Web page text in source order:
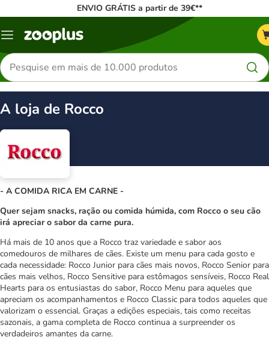
ENVIO GRÁTIS a partir de 39€**
Menu
Pesquisar
produtos
A loja de Rocco
- A COMIDA RICA EM CARNE -
Quer sejam snacks, ração ou comida húmida, com Rocco o seu cão
irá apreciar o sabor da carne pura.
Há mais de 10 anos que a Rocco traz variedade e sabor aos
comedouros de milhares de cães. Existe um menu para cada gosto e
cada necessidade: Rocco Junior para cães mais novos, Rocco Senior para
cães mais velhos, Rocco Sensitive para estômagos sensíveis, Rocco Real
Hearts para os entusiastas do sabor, Rocco Menu para aqueles que
apreciam os acompanhamentos e Rocco Classic para todos aqueles que
valorizam o essencial. Graças a edições especiais, tais como receitas
sazonais, a gama completa de Rocco continua a surpreender os
verdadeiros amantes da carne.